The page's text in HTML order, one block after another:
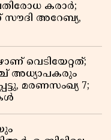
കരാർ;
സൗദി അറേബ്യ,
വെടിയേറ്റത്;
അധ്യാപകരും
മരണസംഖ്യ 7;